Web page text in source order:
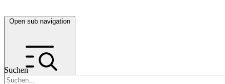
Open sub navigation
Suchen